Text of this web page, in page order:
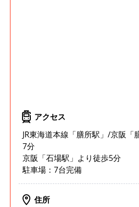
アクセス
JR東海道本線「膳所駅」/京阪「
7分
京阪「石場駅」より徒歩5分
駐車場：7台完備
住所